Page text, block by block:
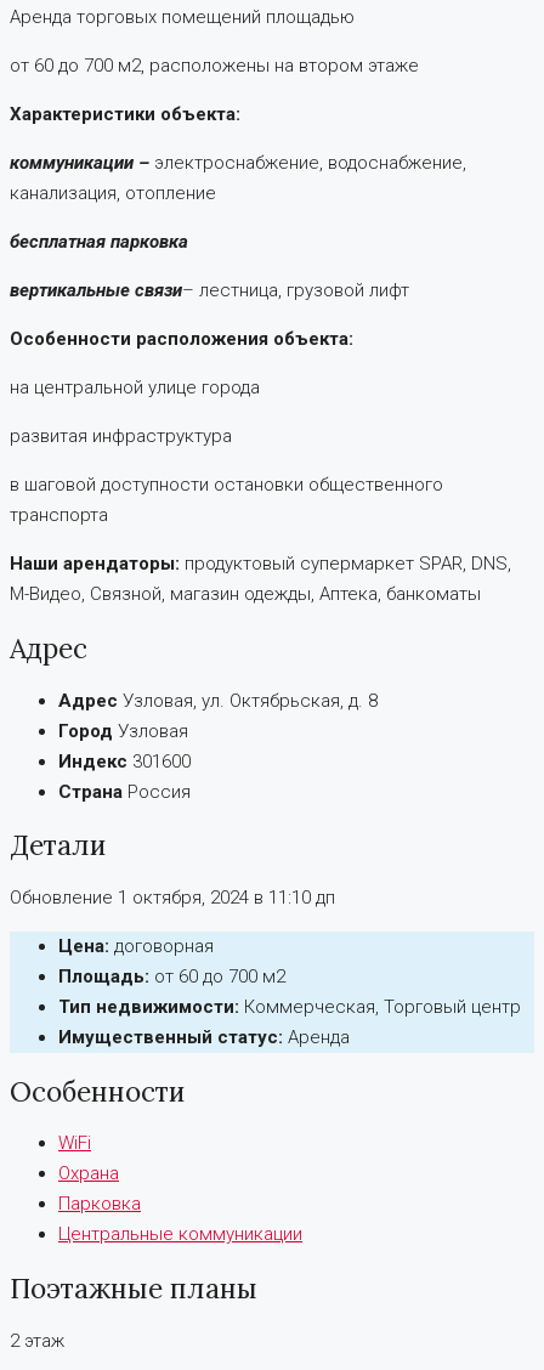
Аренда торговых помещений площадью
от 60 до 700 м2, расположены на втором этаже
Характеристики объекта:
коммуникации – электроснабжение, водоснабжение,
канализация, отопление
бесплатная парковка
вертикальные связи– лестница, грузовой лифт
Особенности расположения объекта:
на центральной улице города
развитая инфраструктура
в шаговой доступности остановки общественного
транспорта
Наши арендаторы: продуктовый супермаркет SPAR, DNS,
М-Видео, Связной, магазин одежды, Аптека, банкоматы
Адрес
Адрес Узловая, ул. Октябрьская, д. 8
Город Узловая
Индекс 301600
Страна Россия
Детали
Обновление 1 октября, 2024 в 11:10 дп
Цена: договорная
Площадь: от 60 до 700 м2
Тип недвижимости: Коммерческая, Торговый центр
Имущественный статус: Аренда
Особенности
WiFi
Охрана
Парковка
Центральные коммуникации
Поэтажные планы
2 этаж